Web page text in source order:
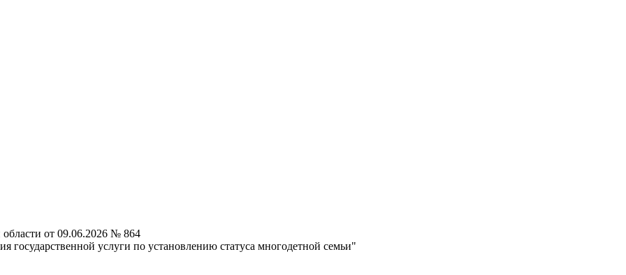
от 09.06.2026 № 864
государственной услуги по установлению статуса многодетной семьи"